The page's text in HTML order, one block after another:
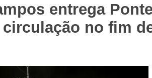
entrega
no fim